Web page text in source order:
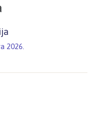
2026.